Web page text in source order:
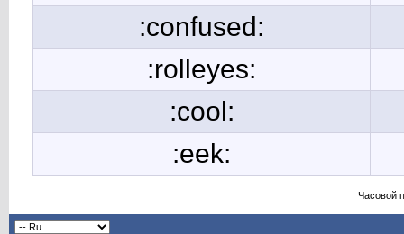
:confused:
:rolleyes:
:cool:
:eek:
Часовой